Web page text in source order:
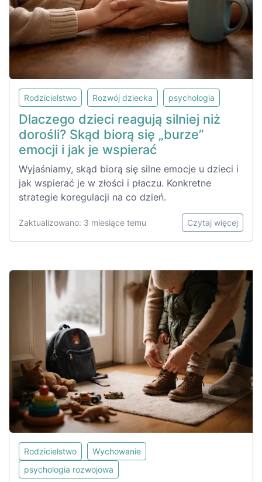
Rodzicielstwo Rozwój dziecka psychologia
Dlaczego dzieci reagują silniej niż
dorośli? Skąd biorą się „burze”
emocji i jak je wspierać
Wyjaśniamy, skąd biorą się silne emocje u dzieci i
jak wspierać je w złości i płaczu. Konkretne
strategie koregulacji na co dzień.
Zaktualizowano: 3 miesiące temu Czytaj więcej
Rodzicielstwo
Wychowanie
psychologia rozwojowa